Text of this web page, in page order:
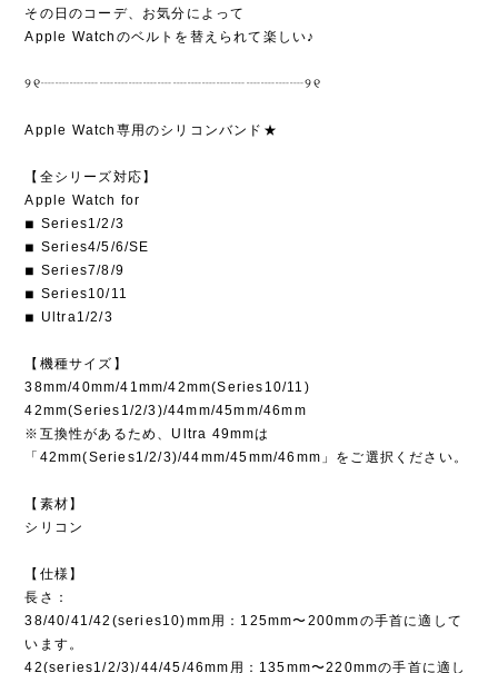
その日のコーデ、お気分によって
Apple Watchのベルトを替えられて楽しい♪
୨୧┈┈┈┈┈┈┈┈┈┈┈┈┈┈┈┈┈┈୨୧
Apple Watch専用のシリコンバンド★
【全シリーズ対応】
Apple Watch for
◾︎ Series1/2/3
◾︎ Series4/5/6/SE
◾︎ Series7/8/9
◾︎ Series10/11
◾︎ Ultra1/2/3
【機種サイズ】
38mm/40mm/41mm/42mm(Series10/11)
42mm(Series1/2/3)/44mm/45mm/46mm
※互換性があるため、Ultra 49mmは
「42mm(Series1/2/3)/44mm/45mm/46mm」をご選択ください。
【素材】
シリコン
【仕様】
長さ：
38/40/41/42(series10)mm用：125mm〜200mmの手首に適して
います。
42(series1/2/3)/44/45/46mm用：135mm〜220mmの手首に適し